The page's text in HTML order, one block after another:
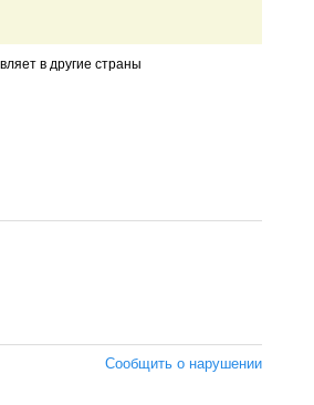
в другие страны
Сообщить о нарушении